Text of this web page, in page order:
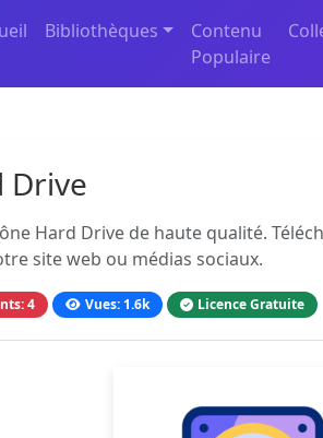
Bibliothèques
Contenu
Populaire
Drive
Hard Drive de haute qualité.
site web ou médias sociaux.
4 Vues: 1.6k Licence Gratuite